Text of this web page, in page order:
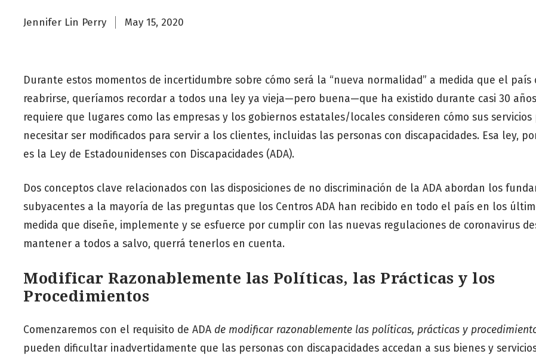
Jennifer Lin Perry May 15, 2020
Durante estos momentos de incertidumbre sobre cómo será la “nueva normalidad” a medida que el país
reabrirse, queríamos recordar a todos una ley ya vieja—pero buena—que ha existido durante casi 30
requiere que lugares como las empresas y los gobiernos estatales/locales consideren cómo sus servicios
necesitar ser modificados para servir a los clientes, incluidas las personas con discapacidades. Esa ley,
es la Ley de Estadounidenses con Discapacidades (ADA).
Dos conceptos clave relacionados con las disposiciones de no discriminación de la ADA abordan los
subyacentes a la mayoría de las preguntas que los Centros ADA han recibido en todo el país en los
medida que diseñe, implemente y se esfuerce por cumplir con las nuevas regulaciones de coronavirus
mantener a todos a salvo, querrá tenerlos en cuenta.
Modificar Razonablemente las Políticas, las Prácticas y los
Procedimientos
Comenzaremos con el requisito de ADA de modificar razonablemente las políticas, prácticas y
pueden dificultar inadvertidamente que las personas con discapacidades accedan a sus bienes y